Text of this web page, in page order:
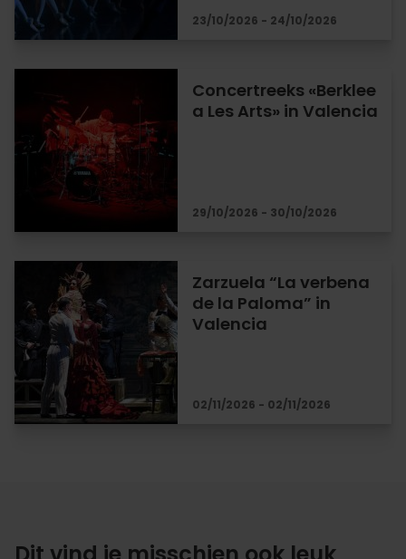
23/10/2026 - 24/10/2026
Concertreeks «Berklee
a Les Arts» in Valencia
29/10/2026 - 30/10/2026
Zarzuela “La verbena
de la Paloma” in
Valencia
02/11/2026 - 02/11/2026